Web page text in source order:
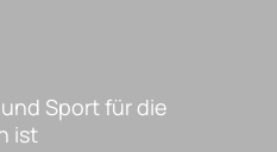
Sport für die
ist